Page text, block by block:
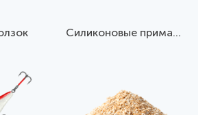
Силиконовые приманки